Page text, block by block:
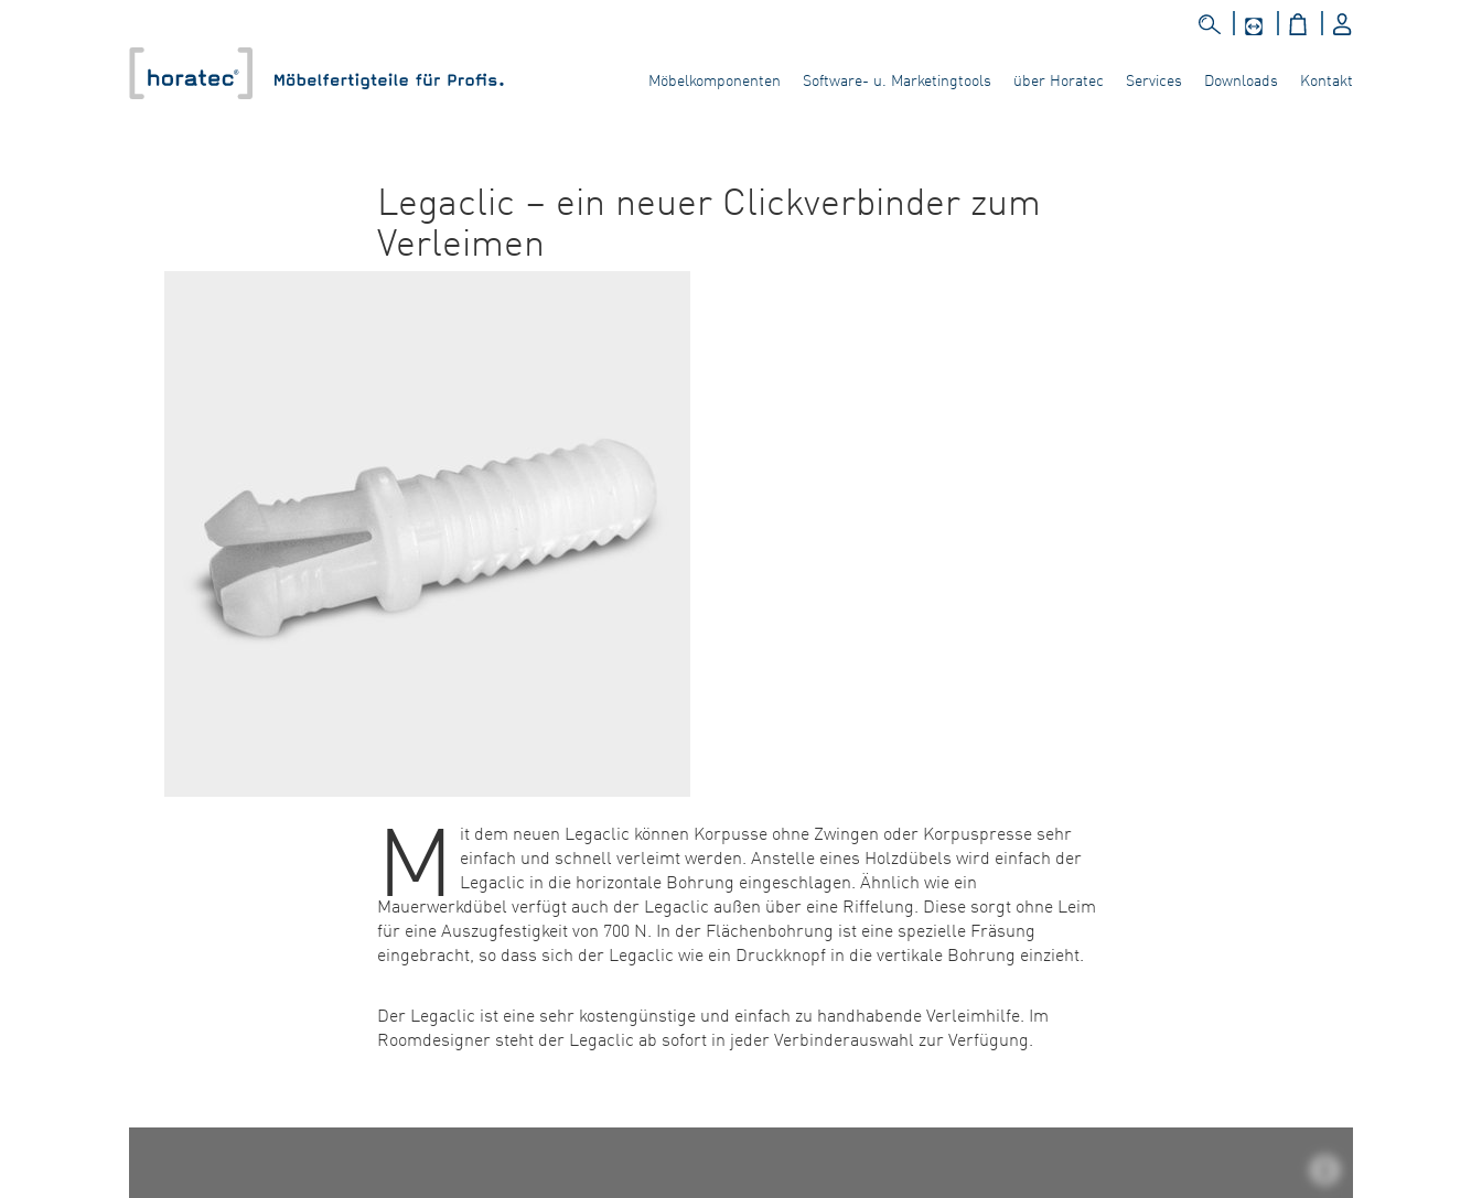
Möbelkomponenten Software- u. Marketingtools über Horatec Services Downloads Kontakt
Legaclic – ein neuer Clickverbinder zum
Verleimen
M
it dem neuen Legaclic können Korpusse ohne Zwingen oder Korpuspresse sehr
einfach und schnell verleimt werden. Anstelle eines Holzdübels wird einfach der
Legaclic in die horizontale Bohrung eingeschlagen. Ähnlich wie ein
Mauerwerkdübel verfügt auch der Legaclic außen über eine Riffelung. Diese sorgt ohne Leim
für eine Auszugfestigkeit von 700 N. In der Flächenbohrung ist eine spezielle Fräsung
eingebracht, so dass sich der Legaclic wie ein Druckknopf in die vertikale Bohrung einzieht.
Der Legaclic ist eine sehr kostengünstige und einfach zu handhabende Verleimhilfe. Im
Roomdesigner steht der Legaclic ab sofort in jeder Verbinderauswahl zur Verfügung.